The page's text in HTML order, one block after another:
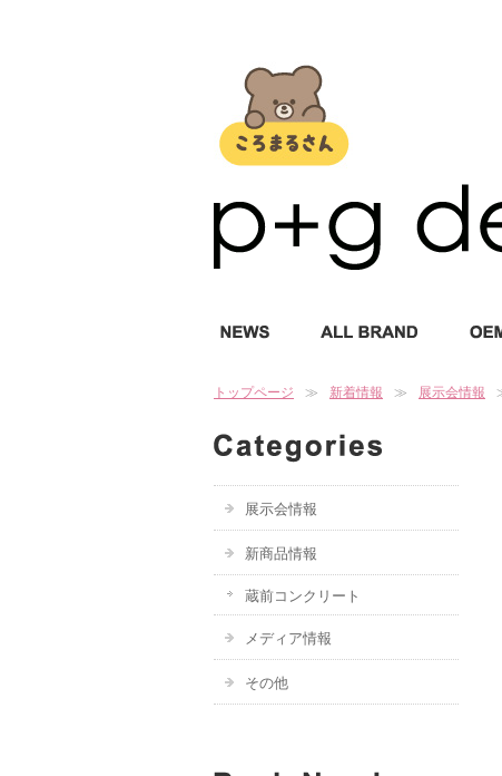
トップページ 新着情報 展示会情報
展示会情報
新商品情報
蔵前コンクリート
メディア情報
その他